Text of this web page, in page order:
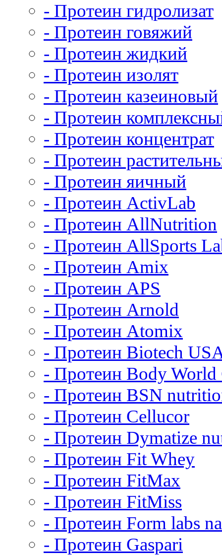
- Протеин гидролизат
- Протеин говяжий
- Протеин жидкий
- Протеин изолят
- Протеин казеиновый
- Протеин
- Протеин концентрат
- Протеин
- Протеин яичный
- Протеин ActivLab
- Протеин AllNutrition
- Протеин AllSports
- Протеин Amix
- Протеин APS
- Протеин Arnold
- Протеин Atomix
- Протеин Biotech
- Протеин Body World
- Протеин BSN
- Протеин Cellucor
- Протеин Dymatize
- Протеин Fit Whey
- Протеин FitMax
- Протеин FitMiss
- Протеин Form labs
- Протеин Gaspari